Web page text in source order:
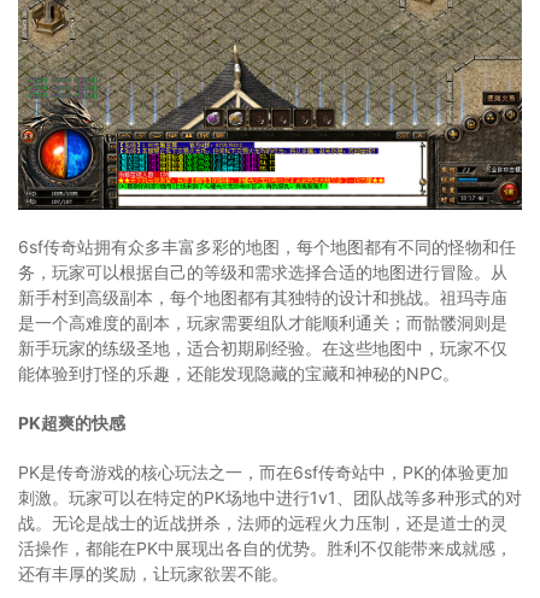
6sf传奇站拥有众多丰富多彩的地图，每个地图都有不同的怪物和任
务，玩家可以根据自己的等级和需求选择合适的地图进行冒险。从
新手村到高级副本，每个地图都有其独特的设计和挑战。祖玛寺庙
是一个高难度的副本，玩家需要组队才能顺利通关；而骷髅洞则是
新手玩家的练级圣地，适合初期刷经验。在这些地图中，玩家不仅
能体验到打怪的乐趣，还能发现隐藏的宝藏和神秘的NPC。
PK超爽的快感
PK是传奇游戏的核心玩法之一，而在6sf传奇站中，PK的体验更加
刺激。玩家可以在特定的PK场地中进行1v1、团队战等多种形式的对
战。无论是战士的近战拼杀，法师的远程火力压制，还是道士的灵
活操作，都能在PK中展现出各自的优势。胜利不仅能带来成就感，
还有丰厚的奖励，让玩家欲罢不能。